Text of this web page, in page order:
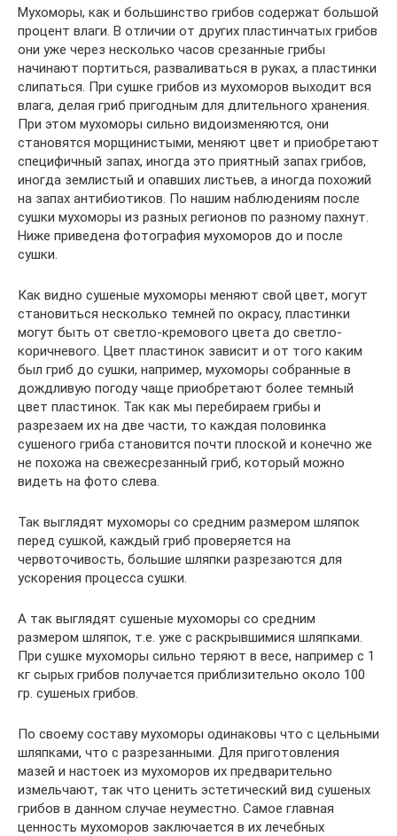
Мухоморы, как и большинство грибов содержат большой
процент влаги. В отличии от других пластинчатых грибов
они уже через несколько часов срезанные грибы
начинают портиться, разваливаться в руках, а пластинки
слипаться. При сушке грибов из мухоморов выходит вся
влага, делая гриб пригодным для длительного хранения.
При этом мухоморы сильно видоизменяются, они
становятся морщинистыми, меняют цвет и приобретают
специфичный запах, иногда это приятный запах грибов,
иногда землистый и опавших листьев, а иногда похожий
на запах антибиотиков. По нашим наблюдениям после
сушки мухоморы из разных регионов по разному пахнут.
Ниже приведена фотография мухоморов до и после
сушки.
Как видно сушеные мухоморы меняют свой цвет, могут
становиться несколько темней по окрасу, пластинки
могут быть от светло-кремового цвета до светло-
коричневого. Цвет пластинок зависит и от того каким
был гриб до сушки, например, мухоморы собранные в
дождливую погоду чаще приобретают более темный
цвет пластинок. Так как мы перебираем грибы и
разрезаем их на две части, то каждая половинка
сушеного гриба становится почти плоской и конечно же
не похожа на свежесрезанный гриб, который можно
видеть на фото слева.
Так выглядят мухоморы со средним размером шляпок
перед сушкой, каждый гриб проверяется на
червоточивость, большие шляпки разрезаются для
ускорения процесса сушки.
А так выглядят сушеные мухоморы со средним
размером шляпок, т.е. уже с раскрывшимися шляпками.
При сушке мухоморы сильно теряют в весе, например с 1
кг сырых грибов получается приблизительно около 100
гр. сушеных грибов.
По своему составу мухоморы одинаковы что с цельными
шляпками, что с разрезанными. Для приготовления
мазей и настоек из мухоморов их предварительно
измельчают, так что ценить эстетический вид сушеных
грибов в данном случае неуместно. Самое главная
ценность мухоморов заключается в их лечебных